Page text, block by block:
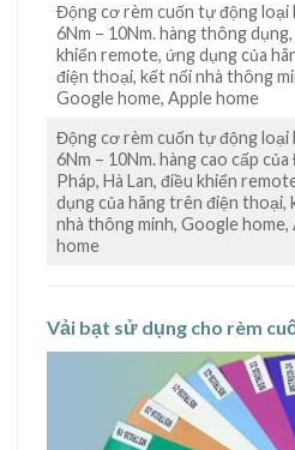
Động cơ rèm cuốn tự động loại
6Nm – 10Nm. hàng thông
khiển remote, ứng dụng của
điện thoại, kết nối nhà thông
Google home, Apple home
Động cơ rèm cuốn tự động loại
6Nm – 10Nm. hàng cao cấp của
Pháp, Hà Lan, điều khiển
dụng của hãng trên điện thoại,
nhà thông minh, Google home,
home
Vải bạt sử dụng cho rèm